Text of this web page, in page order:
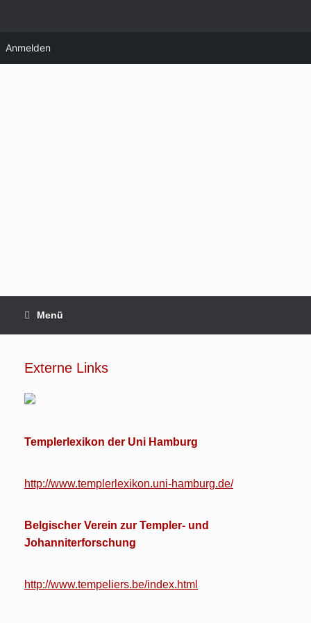
Menü
Externe Links
Templerlexikon der Uni Hamburg
http://www.templerlexikon.uni-hamburg.de/
Belgischer Verein zur Templer- und
Johanniterforschung
http://www.tempeliers.be/index.html
Anmelden